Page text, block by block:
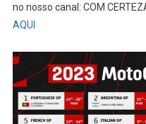
no nosso canal: COM
AQUI